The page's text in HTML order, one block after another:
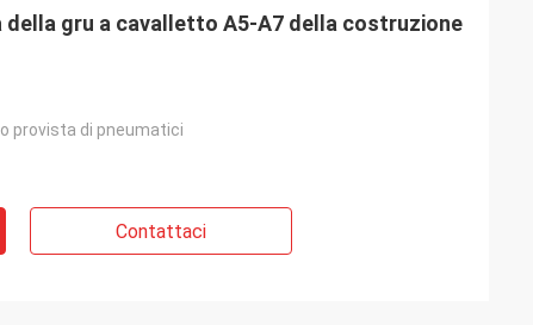
della gru a cavalletto A5-A7 della costruzione
provista di pneumatici
Contattaci